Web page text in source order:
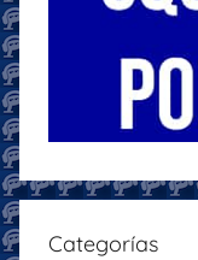
Categorías